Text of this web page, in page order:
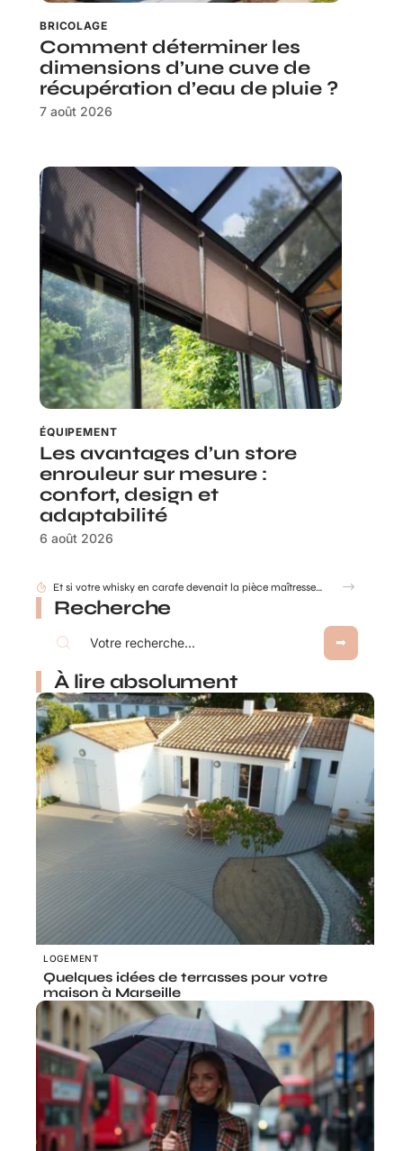
BRICOLAGE
Comment déterminer les
dimensions d’une cuve de
récupération d’eau de pluie ?
7 août 2026
ÉQUIPEMENT
Les avantages d’un store
enrouleur sur mesure :
confort, design et
adaptabilité
6 août 2026
Comment déterminer les dimensions d’une cuve de récupération d’eau de pluie ?
Recherche
À lire absolument
LOGEMENT
Quelques idées de terrasses pour votre
maison à Marseille